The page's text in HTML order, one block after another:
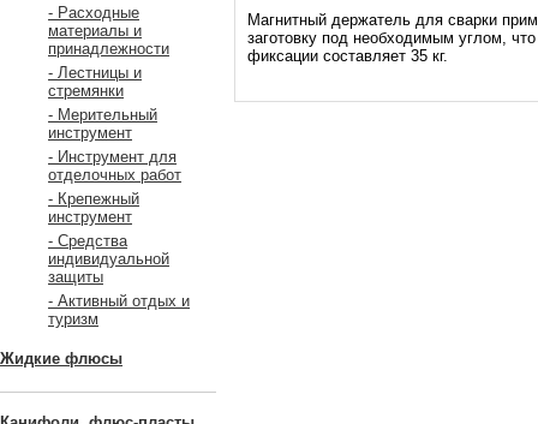
- Расходные
материалы и
принадлежности
- Лестницы и
стремянки
- Мерительный
инструмент
- Инструмент для
отделочных работ
- Крепежный
инструмент
- Средства
индивидуальной
защиты
- Активный отдых и
туризм
Жидкие флюсы
Магнитный держатель для сварки
заготовку под необходимым углом,
фиксации составляет 35 кг.